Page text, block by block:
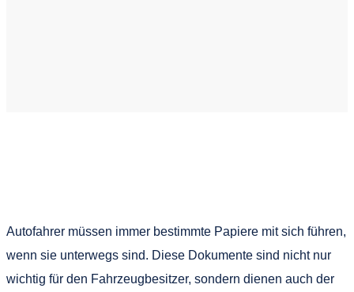
Autofahrer müssen immer bestimmte Papiere mit sich führen,
wenn sie unterwegs sind. Diese Dokumente sind nicht nur
wichtig für den Fahrzeugbesitzer, sondern dienen auch der